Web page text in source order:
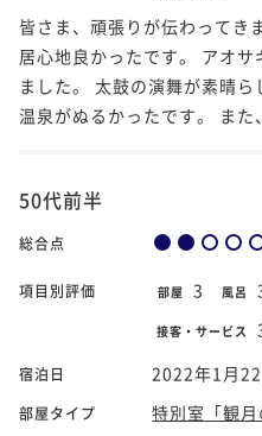
皆さま、頑張りが伝わってき
居心地良かったです。 アオ
ました。 太鼓の演舞が素晴ら
温泉がぬるかったです。 また
50代前半
総合点
項目別評価 部屋 3 風呂
接客・サービス
宿泊日 2022年1月
部屋タイプ
特別室「観月